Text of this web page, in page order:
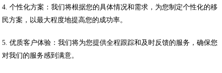
4. 个性化方案：我们将根据您的具体情况和需求，为您制定个性化的移
民方案，以最大程度地提高您的成功率。
5. 优质客户体验：我们将为您提供全程跟踪和及时反馈的服务，确保您
对我们的服务感到满意。